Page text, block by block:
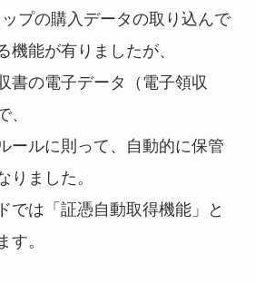
プの購入データの取り込んで
機能が有りましたが、
書の電子データ（電子領収
、
ールに則って、自動的に保管
りました。
では「証憑自動取得機能」と
す。